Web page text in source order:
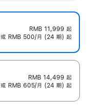
RMB 11,999 起
或 RMB 500/月 (24 期) 起
RMB 14,499 起
或 RMB 605/月 (24 期) 起